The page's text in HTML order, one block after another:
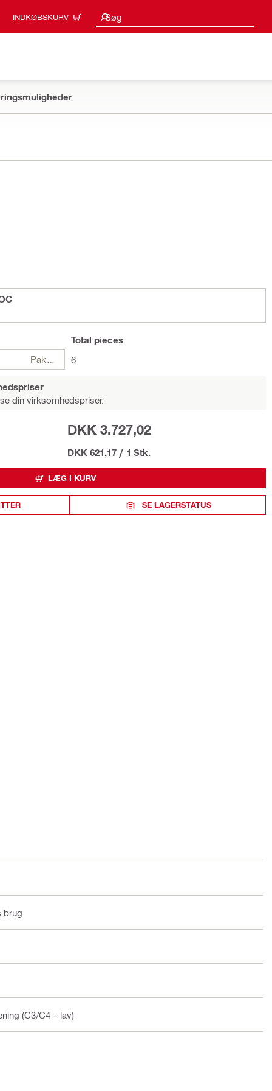
INDKØBSKURV Søg
Søgeresultater
Pakker
Total pieces
6
din virksomhedspriser.
DKK 3.727,02
DKK 621,17 / 1 Stk.
LÆG I KURV
SE LAGERSTATUS
brug
(C3/C4 – lav)